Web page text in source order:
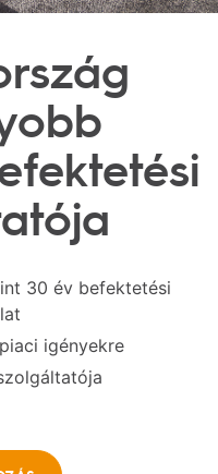
30 év befektetési
igényekre